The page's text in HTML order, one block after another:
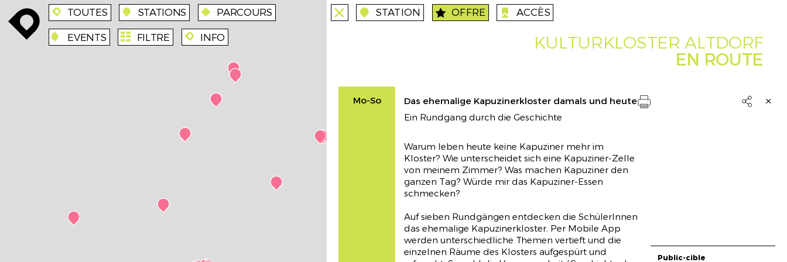
enroute enroute TOUTES station STATIONS route PARCOURS
event EVENTS agenda FILTRE enroute INFO
close
Introduction au chiisme
Connaissez-vous l’origine de la différence
entre le chiisme et le sunnisme ? Savez-
vous quelle est la composition culturelle et
close station STATION angebote OFFRE anreise ACCÈS
KULTURKLOSTER ALTDORF
EN ROUTE
Mo-So Das ehemalige Kapuzinerkloster damals und heute 
Ein Rundgang durch die Geschichte
Warum leben heute keine Kapuziner mehr im
Kloster? Wie unterscheidet sich eine Kapuziner-Zelle
von meinem Zimmer? Was machen Kapuziner den
ganzen Tag? Würde mir das Kapuziner-Essen
schmecken?
Auf sieben Rundgängen entdecken die SchülerInnen
das ehemalige Kapuzinerkloster. Per Mobile App
werden unterschiedliche Themen vertieft und die
einzelnen Räume des Klosters aufgespürt und
Public-cible